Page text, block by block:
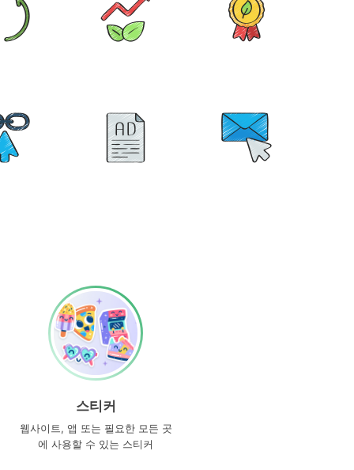
스티커
웹사이트, 앱 또는 필요한 모든 곳
에 사용할 수 있는 스티커